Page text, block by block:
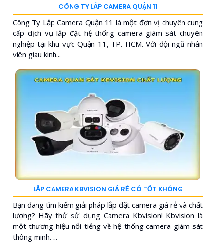
CÔNG TY LẮP CAMERA QUẬN 11
Công Ty Lắp Camera Quận 11 là một đơn vị chuyên cung
cấp dịch vụ lắp đặt hệ thống camera giám sát chuyên
nghiệp tại khu vực Quận 11, TP. HCM. Với đội ngũ nhân
viên giàu kinh...
LẮP CAMERA KBVISION GIÁ RẺ CÓ TỐT KHÔNG
Bạn đang tìm kiếm giải pháp lắp đặt camera giá rẻ và chất
lượng? Hãy thử sử dụng Camera Kbvision! Kbvision là
một thương hiệu nổi tiếng về hệ thống camera giám sát
thông minh. ...